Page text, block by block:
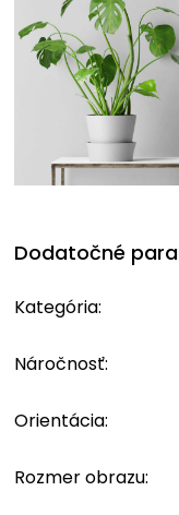
Dodatočné
Kategória:
Náročnosť:
Orientácia:
Rozmer obrazu: